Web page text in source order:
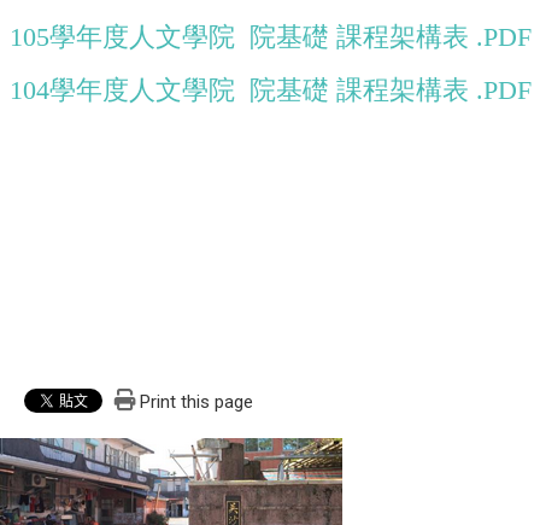
105學年度人文學院 院基礎 課程架構表 .PDF
104學年度人文學院 院基礎 課程架構表 .PDF
Print this page